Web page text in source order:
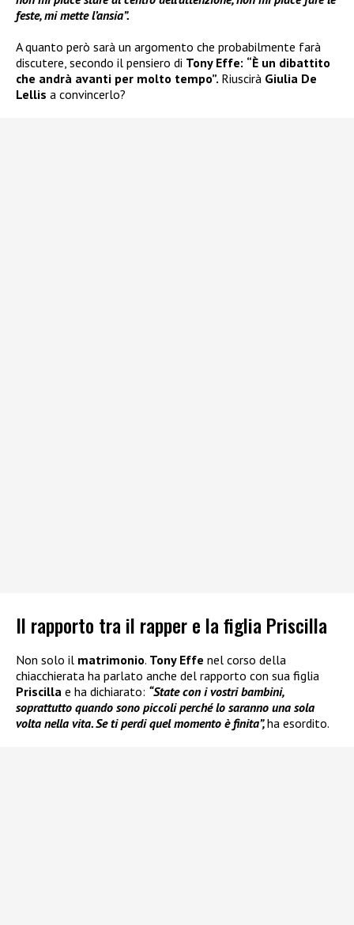
feste, mi mette l’ansia”.
A quanto però sarà un argomento che probabilmente farà
discutere, secondo il pensiero di Tony Effe: “È un dibattito
che andrà avanti per molto tempo”. Riuscirà Giulia De
Lellis a convincerlo?
Il rapporto tra il rapper e la figlia Priscilla
Non solo il matrimonio. Tony Effe nel corso della
chiacchierata ha parlato anche del rapporto con sua figlia
Priscilla e ha dichiarato: “State con i vostri bambini,
soprattutto quando sono piccoli perché lo saranno una sola
volta nella vita. Se ti perdi quel momento è finita”,ha esordito.